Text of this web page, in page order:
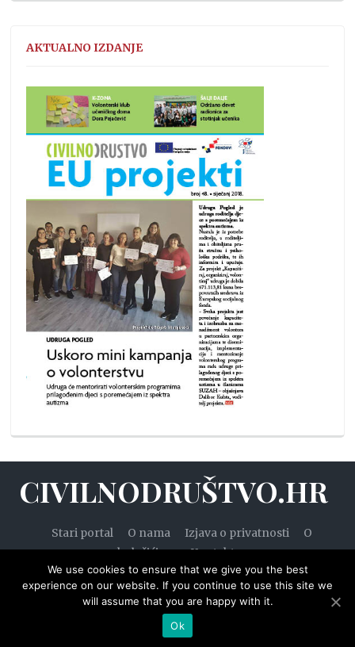
AKTUALNO IZDANJE
CIVILNODRUŠTVO.HR
Stari portal O nama Izjava o privatnosti
O
kolačićima
Kontakt
© 2020. — Civilnodruštvo.hr. Sva prava pridržana.
Designed by WPZOOM
We use cookies to ensure that we give you the best
experience on our website. If you continue to use this site we
will assume that you are happy with it.
Ok